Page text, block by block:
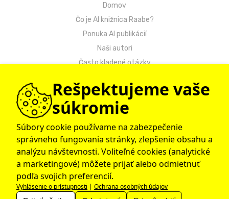
Domov
Čo je AI knižnica Raabe?
Ponuka AI publikácií
Naši autori
Často kladené otázky
Návody
Ochrana osobných údajov
© 2009 – 2026 Raabe Slovensko
Dr. Josef Raabe Slovensko, s.r.o., člen medzinárodnej
Rešpektujeme vaše
súkromie
Súbory cookie používame na zabezpečenie
správneho fungovania stránky, zlepšenie obsahu a
analýzu návštevnosti. Voliteľné cookies (analytické
a marketingové) môžete prijať alebo odmietnuť
podľa svojich preferencií.
Vyhlásenie o prístupnosti | Ochrana osobných údajov